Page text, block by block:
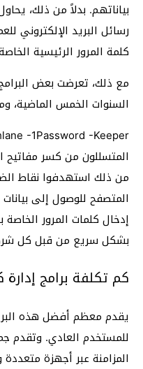
بياناتهم. بدلاً من ذلك،
رسائل البريد الإلكتروني
كلمة المرور الرئيسية
مع ذلك، تعرضت بعض
السنوات الخمس الماضية،
المتسللون من كسر مفاتيح
من ذلك استهدفوا نقاط
المتصفح للوصول إلى
إدخال كلمات المرور
بشكل سريع من قبل كل
كم تكلفة برامج إدارة
يقدم معظم أفضل هذه
للمستخدم العادي. وتقدم
المزامنة عبر أجهزة